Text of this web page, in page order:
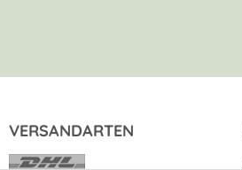
VERSANDARTEN